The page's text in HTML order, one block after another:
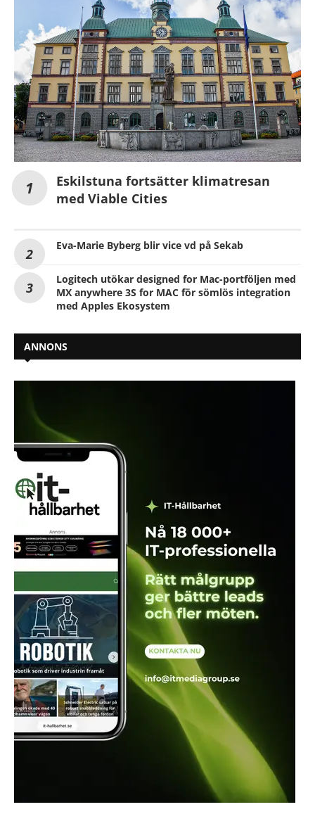
Eskilstuna fortsätter klimatresan
med Viable Cities
Eva-Marie Byberg blir vice vd på Sekab
Logitech utökar designed for Mac-portföljen med
MX anywhere 3S for MAC för sömlös integration
med Apples Ekosystem
ANNONS